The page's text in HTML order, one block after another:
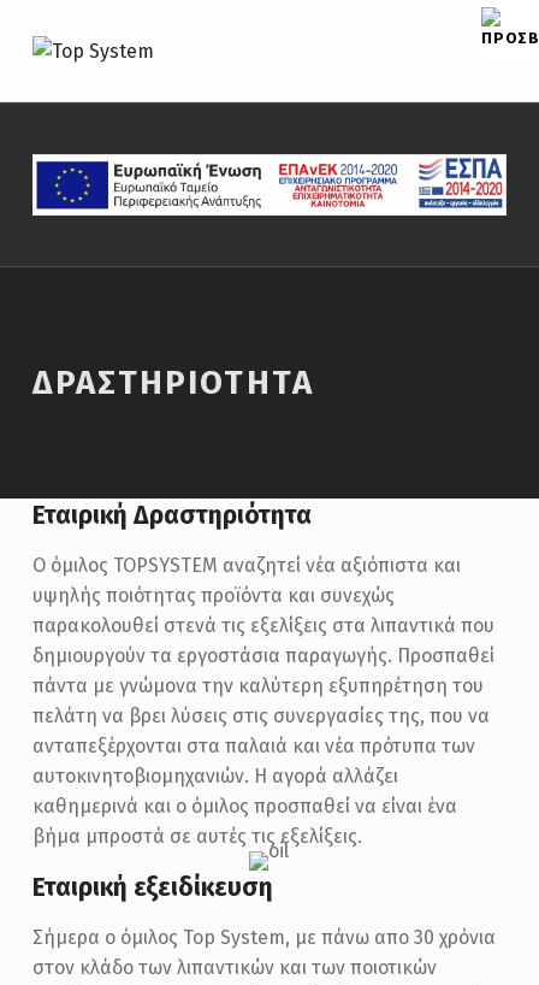
ΔΡΑΣΤΗΡΙΌΤΗΤΑ
Εταιρική Δραστηριότητα
Ο όμιλος TOPSYSTEM αναζητεί νέα αξιόπιστα και
υψηλής ποιότητας προϊόντα και συνεχώς
παρακολουθεί στενά τις εξελίξεις στα λιπαντικά που
δημιουργούν τα εργοστάσια παραγωγής. Προσπαθεί
πάντα με γνώμονα την καλύτερη εξυπηρέτηση του
πελάτη να βρει λύσεις στις συνεργασίες της, που να
ανταπεξέρχονται στα παλαιά και νέα πρότυπα των
αυτοκινητοβιομηχανιών. Η αγορά αλλάζει
καθημερινά και ο όμιλος προσπαθεί να είναι ένα
βήμα μπροστά σε αυτές τις εξελίξεις.
Εταιρική εξειδίκευση
Σήμερα ο όμιλος Top System, με πάνω απο 30 χρόνια
στον κλάδο των λιπαντικών και των ποιοτικών